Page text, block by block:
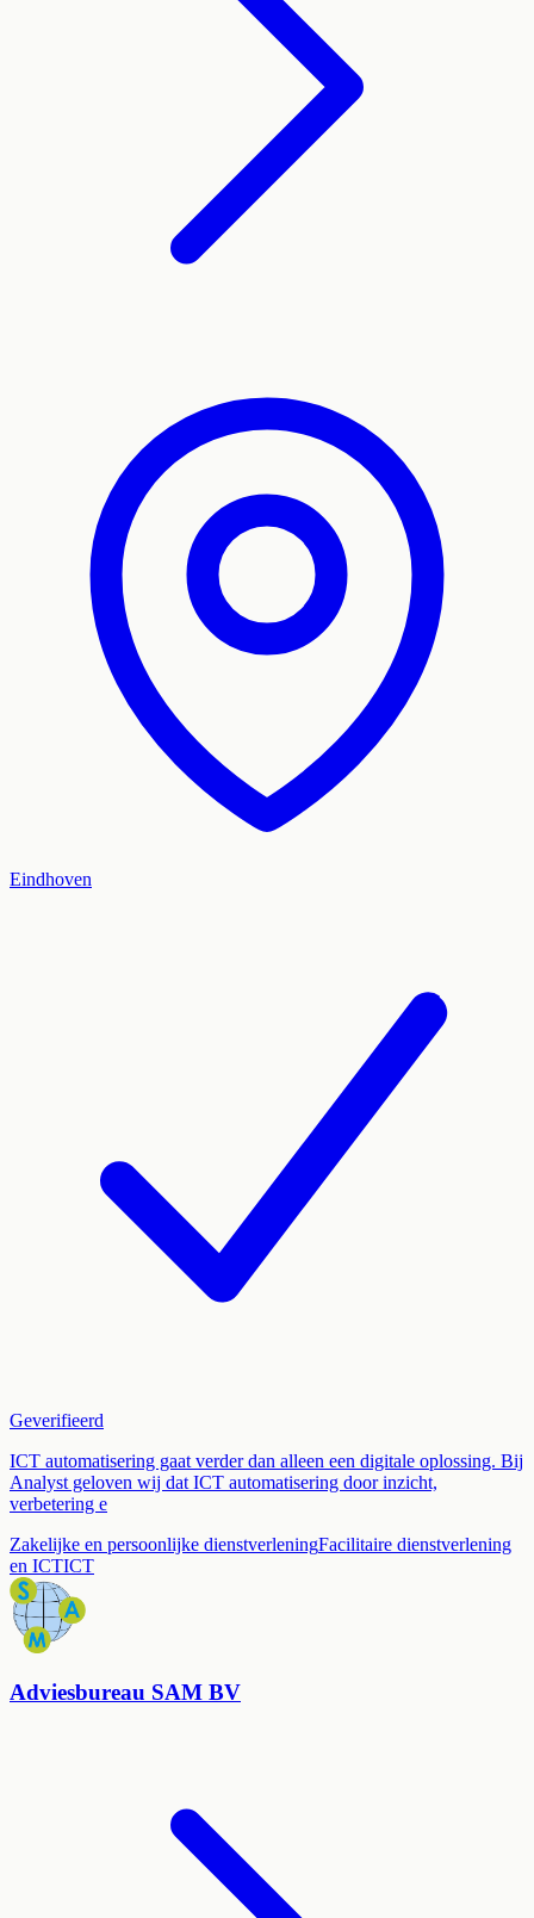
Eindhoven
Geverifieerd
ICT automatisering gaat verder dan alleen een digitale oplossing. Bij
Analyst geloven wij dat ICT automatisering door inzicht,
verbetering e
Zakelijke en persoonlijke dienstverleningFacilitaire dienstverlening
en ICTICT
Adviesbureau SAM BV